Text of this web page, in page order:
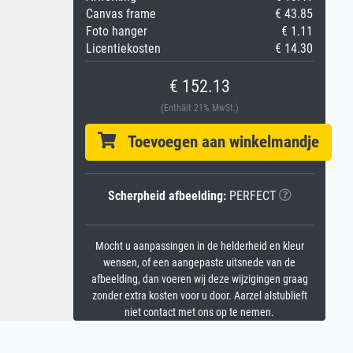
Canvas frame
€ 43.85
Foto hanger
€ 1.11
Licentiekosten
€ 14.30
€ 152.13
(Enthält 21% MwSt.)
Toevoegen aan winkelmandje
Scherpheid afbeelding:PERFECT
Mocht u aanpassingen in de helderheid en kleur
wensen, of een aangepaste uitsnede van de
afbeelding, dan voeren wij deze wijzigingen graag
zonder extra kosten voor u door. Aarzel alstublieft
niet contact met ons op te nemen.